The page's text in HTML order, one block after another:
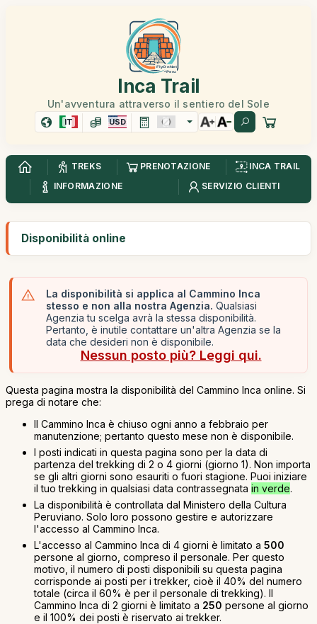
Inca Trail
Un'avventura attraverso il sentiero del Sole
IT USD
TREKS PRENOTAZIONE
INCA TRAIL
INFORMAZIONE
SERVIZIO CLIENTI
Disponibilità online
La disponibilità si applica al Cammino Inca
stesso e non alla nostra Agenzia. Qualsiasi
Agenzia tu scelga avrà la stessa disponibilità.
Pertanto, è inutile contattare un'altra Agenzia se la
data che desideri non è disponibile.
Nessun posto più? Leggi qui.
Questa pagina mostra la disponibilità del Cammino Inca online. Si
prega di notare che:
Il Cammino Inca è chiuso ogni anno a febbraio per
manutenzione; pertanto questo mese non è disponibile.
I posti indicati in questa pagina sono per la data di
partenza del trekking di 2 o 4 giorni (giorno 1). Non importa
se gli altri giorni sono esauriti o fuori stagione. Puoi iniziare
il tuo trekking in qualsiasi data contrassegnata in verde.
La disponibilità è controllata dal Ministero della Cultura
Peruviano. Solo loro possono gestire e autorizzare
l'accesso al Cammino Inca.
L'accesso al Cammino Inca di 4 giorni è limitato a 500
persone al giorno, compreso il personale. Per questo
motivo, il numero di posti disponibili su questa pagina
corrisponde ai posti per i trekker, cioè il 40% del numero
totale (circa il 60% è per il personale di trekking). Il
Cammino Inca di 2 giorni è limitato a 250 persone al giorno
e il 100% dei posti è riservato ai trekker.